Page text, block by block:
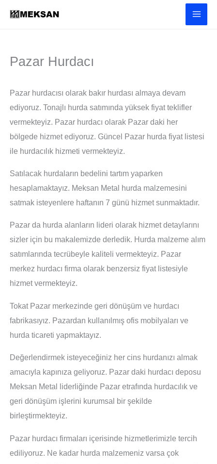
atla
Pazar Hurdacı
Pazar hurdacısı olarak bakır hurdası almaya devam
ediyoruz. Tonajlı hurda satımında yüksek fiyat teklifler
vermekteyiz. Pazar hurdacı olarak Pazar daki her
bölgede hizmet ediyoruz. Güncel Pazar hurda fiyat listesi
ile hurdacılık hizmeti vermekteyiz.
Satılacak hurdaların bedelini tartım yaparken
hesaplamaktayız. Meksan Metal hurda malzemesini
satmak isteyenlere haftanın 7 günü hizmet sunmaktadır.
Pazar da hurda alanların lideri olarak hizmet detaylarını
sizler için bu makalemizde derledik. Hurda malzeme alım
satımlarında tecrübeyle kaliteli vermekteyiz. Pazar
merkez hurdacı firma olarak benzersiz fiyat listesiyle
hizmet vermekteyiz.
Tokat Pazar merkezinde geri dönüşüm ve hurdacı
fabrikasıyız. Pazardan kullanılmış ofis mobilyaları ve
hurda ticareti yapmaktayız.
Değerlendirmek isteyeceğiniz her cins hurdanızı almak
amacıyla kapınıza geliyoruz. Pazar daki hurdacı deposu
Meksan Metal liderliğinde Pazar etrafında hurdacılık ve
geri dönüşüm işlerini kurumsal bir şekilde
birleştirmekteyiz.
Pazar hurdacı firmaları içerisinde hizmetlerimizle tercih
ediliyoruz. Ne kadar hurda malzemeniz varsa çok